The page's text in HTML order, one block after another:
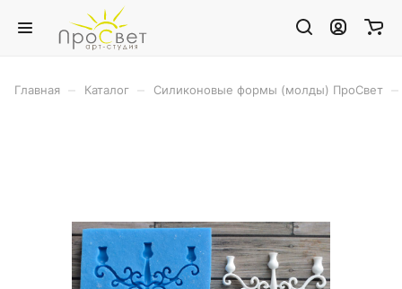
Главная Каталог Силиконовые формы (молды) ПроСвет